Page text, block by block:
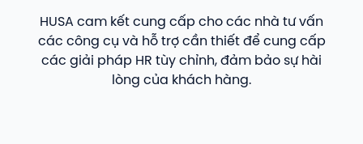
HUSA cam kết cung cấp cho các nhà tư vấn
các công cụ và hỗ trợ cần thiết để cung cấp
các giải pháp HR tùy chỉnh, đảm bảo sự hài
lòng của khách hàng.